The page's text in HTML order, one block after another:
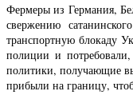
Фермеры из Германия,
свержению
транспортную блокаду
полиции и
политики, получающие
прибыли на границу,